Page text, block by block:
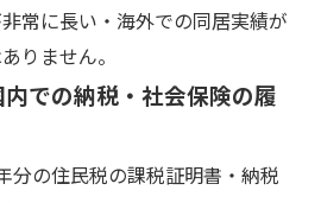
非常に長い・海外での同居実績が
りません。
での納税・社会保険の履
分の住民税の課税証明書・納税